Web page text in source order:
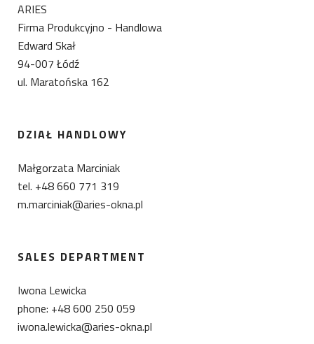
ARIES
Firma Produkcyjno - Handlowa
Edward Skał
94-007 Łódź
ul. Maratońska 162
DZIAŁ HANDLOWY
Małgorzata Marciniak
tel. +48 660 771 319
m.marciniak@aries-okna.pl
SALES DEPARTMENT
Iwona Lewicka
phone: +48 600 250 059
iwona.lewicka@aries-okna.pl